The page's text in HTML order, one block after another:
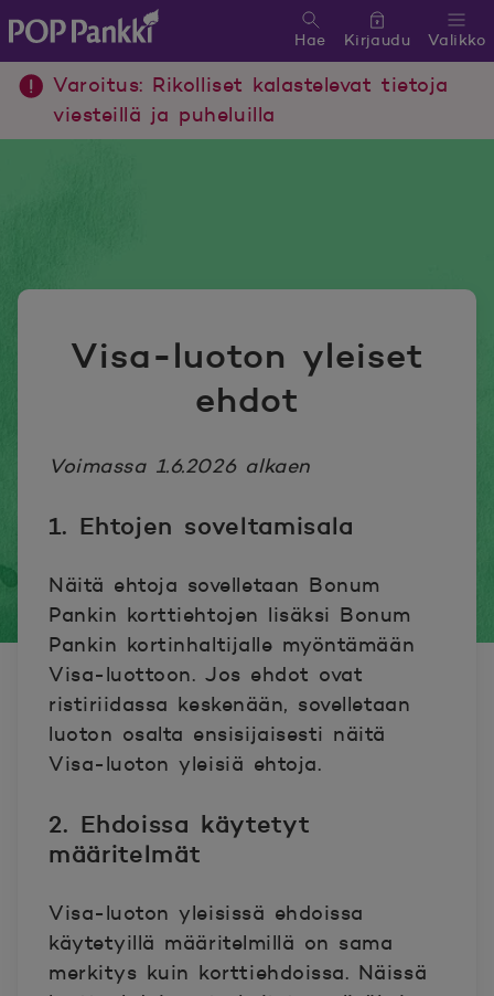
POP Pankki, etusivulle
Valikko
Hae Kirjaudu
Varoitus: Rikolliset kalastelevat tietoja
viesteillä ja puheluilla
Visa-luoton yleiset
ehdot
Voimassa 1.6.2026 alkaen
1. Ehtojen soveltamisala
Näitä ehtoja sovelletaan Bonum
Pankin korttiehtojen lisäksi Bonum
Pankin kortinhaltijalle myöntämään
Visa-luottoon. Jos ehdot ovat
ristiriidassa keskenään, sovelletaan
luoton osalta ensisijaisesti näitä
Visa-luoton yleisiä ehtoja.
2. Ehdoissa käytetyt
määritelmät
Visa-luoton yleisissä ehdoissa
käytetyillä määritelmillä on sama
merkitys kuin korttiehdoissa. Näissä